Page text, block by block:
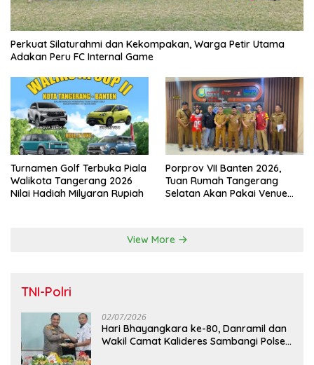
Perkuat Silaturahmi dan Kekompakan, Warga Petir Utama
Adakan Peru FC Internal Game
Turnamen Golf Terbuka Piala
Walikota Tangerang 2026
Nilai Hadiah Milyaran Rupiah
Porprov VII Banten 2026,
Tuan Rumah Tangerang
Selatan Akan Pakai Venue
View More
TNI-Polri
02/07/2026
Hari Bhayangkara ke-80, Danramil dan
Wakil Camat Kalideres Sambangi Polsek